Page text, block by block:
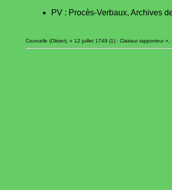
PV : Procès-Verbaux, Archives
Courcelle (Olivier), « 12 juillet 1749 (1) : Clairaut rapporteur »,